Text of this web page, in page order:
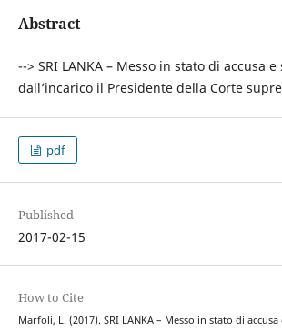
Abstract
--> SRI LANKA – Messo in stato di accusa e
dall’incarico il Presidente della Corte
pdf
Published
2017-02-15
How to Cite
Marfoli, L. (2017). SRI LANKA – Messo in stato di